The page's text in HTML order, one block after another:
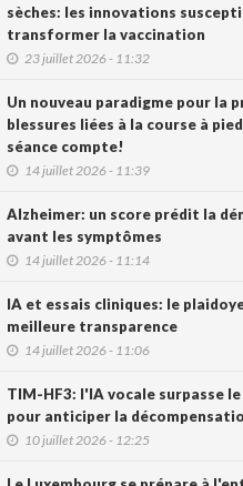
sèches: les innovations
transformer la vaccination
23 juillet 2026 - 11:32
Un nouveau paradigme pour la
blessures liées à la course à
séance compte!
14 juillet 2026 - 11:39
Alzheimer: un score prédit la
avant les symptômes
14 juillet 2026 - 11:14
IA et essais cliniques: le
meilleure transparence
14 juillet 2026 - 11:06
TIM-HF3: l'IA vocale surpasse
pour anticiper la
10 juillet 2026 - 12:25